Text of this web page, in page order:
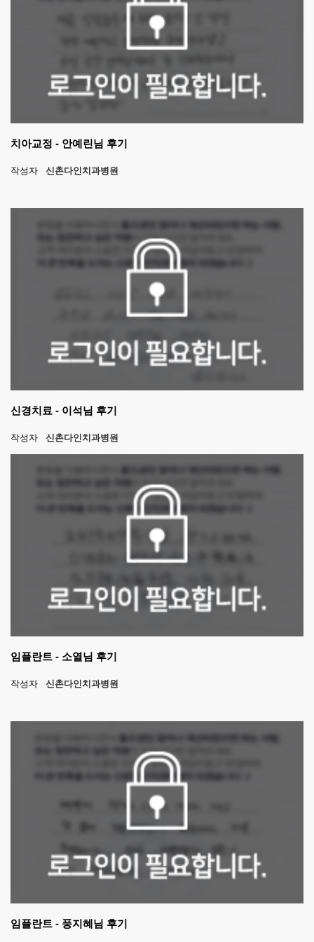
치아교정 - 안예린님 후기
작성자 신촌다인치과병원
신경치료 - 이석님 후기
작성자 신촌다인치과병원
임플란트 - 소열님 후기
작성자 신촌다인치과병원
임플란트 - 풍지혜님 후기